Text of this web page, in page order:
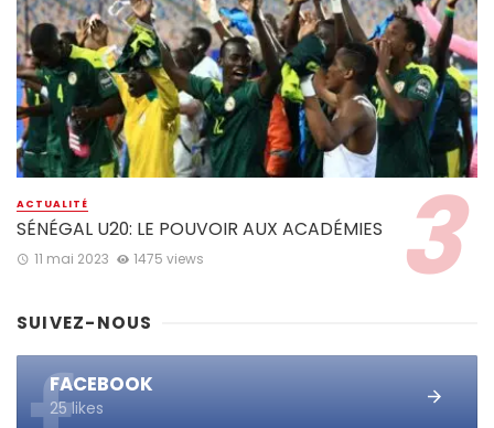
ACTUALITÉ
SÉNÉGAL U20: LE POUVOIR AUX ACADÉMIES
11 mai 2023 1475 views
SUIVEZ-NOUS
FACEBOOK
25 likes